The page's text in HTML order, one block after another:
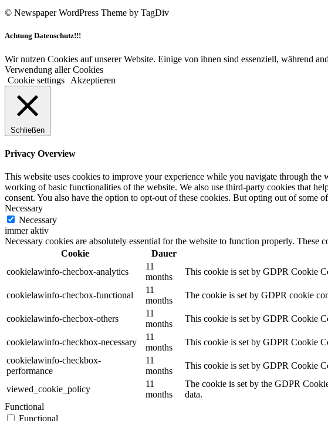
© Newspaper WordPress Theme by TagDiv
Achtung Datenschutz!!!
Wir nutzen Cookies auf unserer Website. Einige von ihnen sind essenziell, während
Verwendung aller Cookies
Cookie settings
Akzeptieren
Schließen
Privacy Overview
This website uses cookies to improve your experience while you navigate through the
working of basic functionalities of the website. We also use third-party cookies that
consent. You also have the option to opt-out of these cookies. But opting out of some
Necessary
Necessary
immer aktiv
Necessary cookies are absolutely essential for the website to function properly.
Cookie
Dauer
cookielawinfo-checbox-analytics
11
months
This cookie is set by GDPR Cookie
cookielawinfo-checbox-functional
11
months
The cookie is set by GDPR cookie
cookielawinfo-checbox-others
11
months
This cookie is set by GDPR Cookie
cookielawinfo-checkbox-necessary
11
months
This cookie is set by GDPR Cookie
cookielawinfo-checkbox-
performance
11
months
This cookie is set by GDPR Cookie
viewed_cookie_policy
11
months
The cookie is set by the GDPR
data.
Functional
Functional